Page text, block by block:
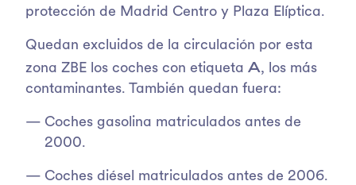
protección de Madrid Centro y Plaza Elíptica.
Quedan excluidos de la circulación por esta
zona ZBE los coches con etiqueta A, los más
contaminantes. También quedan fuera:
Coches gasolina matriculados antes de
2000.
Coches diésel matriculados antes de 2006.